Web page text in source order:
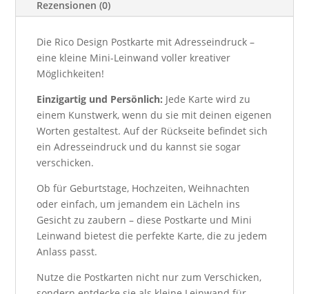
Rezensionen (0)
Die Rico Design Postkarte mit Adresseindruck –
eine kleine Mini-Leinwand voller kreativer
Möglichkeiten!
Einzigartig und Persönlich: Jede Karte wird zu
einem Kunstwerk, wenn du sie mit deinen eigenen
Worten gestaltest. Auf der Rückseite befindet sich
ein Adresseindruck und du kannst sie sogar
verschicken.
Ob für Geburtstage, Hochzeiten, Weihnachten
oder einfach, um jemandem ein Lächeln ins
Gesicht zu zaubern – diese Postkarte und Mini
Leinwand bietest die perfekte Karte, die zu jedem
Anlass passt.
Nutze die Postkarten nicht nur zum Verschicken,